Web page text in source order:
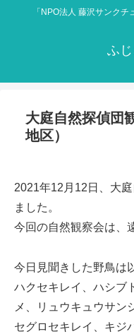
「NPO法人 藤沢サンクチ
ふ
大庭自然探偵団
地区）
2021年12月12日、大
ました。
今回の自然観察会は、
今日見聞きした野鳥は
ハクセキレイ、ハシブ
メ、リュウキュウサン
セグロセキレイ、キジ